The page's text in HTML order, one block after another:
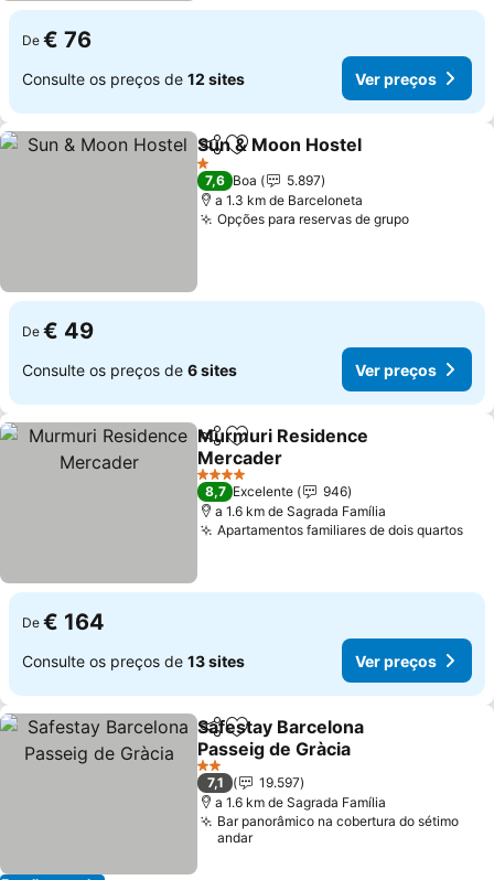
De € 76
Consulte os preços de 12 sites Ver preços
PartilharAdicionar aos favoritos
Sun & Moon Hostel
1 Estrelas
7,6 Boa
5.897
a 1.3 km de Barceloneta
Opções para reservas de grupoVer
De € 49
Consulte os preços de 6 sites Ver preços
PartilharAdicionar aos favoritos
Murmuri Residence
Mercader
Ver preços
4 Estrelas
8,7 Excelente
946
a 1.6 km de Sagrada Família
Apartamentos familiares de dois quartos
De € 164
Consulte os preços de 13 sites Ver preços
PartilharAdicionar aos favoritos
Safestay Barcelona
Passeig de Gràcia
Ver preços
2 Estrelas
7,1
19.597
a 1.6 km de Sagrada Família
Bar panorâmico na cobertura do sétimo
andar